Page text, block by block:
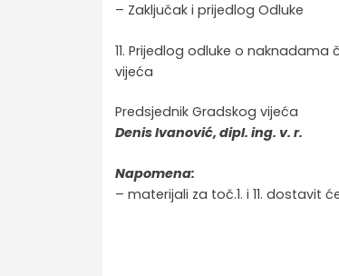
– Zaključak i prijedlog Odluke
11. Prijedlog odluke o
vijeća
Predsjednik Gradskog vijeća
Denis Ivanović, dipl. ing. v. r.
Napomena:
– materijali za toč.1. i 11. dostavit